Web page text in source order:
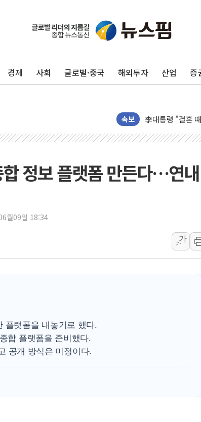
경제 사회 글로벌·중국 해외투자 산업 증
속보
이번주 국내 주
강릉·동해·삼척
폐기물 수거하다
李대통령 "결혼
여수 오동도 인
인천 선재도 갯벌
인천서 말다툼 중
연일 폭염에 온
中 전방위 아파트
폭염에 車 운전
정보 플랫폼 만든다…연내
월09일 18:34
가
가
플랫폼을 내놓기로 했다.
합 플랫폼을 준비했다.
공개 방식은 미정이다.